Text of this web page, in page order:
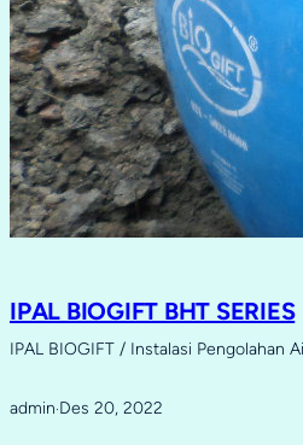
IPAL BIOGIFT BHT SERIES
IPAL BIOGIFT / Instalasi Pengolahan
admin·Des 20, 2022